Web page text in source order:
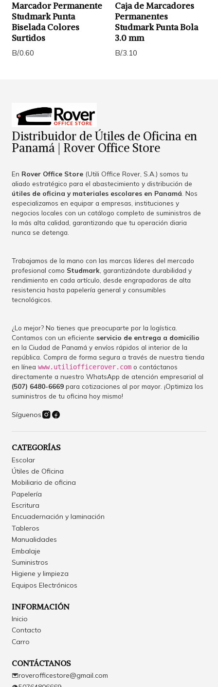
Marcador Permanente
Studmark Punta
Biselada Colores
Surtidos
B/.0.60
Caja de Marcadores
Permanentes
Studmark Punta Bola
3.0 mm
B/.3.10
Distribuidor de Útiles de Oficina en
Panamá | Rover Office Store
En Rover Office Store (Utili Office Rover, S.A.) somos tu
aliado estratégico para el abastecimiento y distribución de
útiles de oficina y materiales escolares en Panamá . Nos
especializamos en equipar a empresas, instituciones y
negocios locales con un catálogo completo de suministros de
la más alta calidad, garantizando que tu operación diaria
nunca se detenga.
Trabajamos de la mano con las marcas líderes del mercado
profesional como Studmark , garantizándote durabilidad y
rendimiento en cada artículo, desde engrapadoras de alta
resistencia hasta papelería general y consumibles
tecnológicos.
¿Lo mejor? No tienes que preocuparte por la logística.
Contamos con un eficiente servicio de entrega a domicilio
en la Ciudad de Panamá y envíos rápidos al interior de la
república. Compra de forma segura a través de nuestra tienda
en línea www.utiliofficerover.com o contáctanos
directamente a nuestro WhatsApp de atención empresarial al
(507) 6480-6669 para cotizaciones al por mayor. ¡Optimiza los
suministros de tu oficina hoy mismo!
Síguenos
CATEGORÍAS
Escolar
Útiles de Oficina
Mobiliario de oficina
Papelería
Escritura
Encuadernación y laminación
Tableros
Manualidades
Embalaje
Suministros
Higiene y limpieza
Equipos Electrónicos
INFORMACIÓN
Inicio
Contacto
Carro
CONTÁCTANOS
roverofficestore@gmail.com